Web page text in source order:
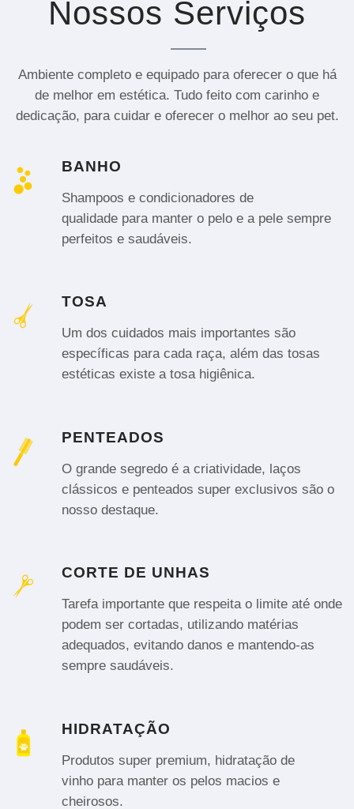
Nossos Serviços
Ambiente completo e equipado para oferecer o que há
de melhor em estética. Tudo feito com carinho e
dedicação, para cuidar e oferecer o melhor ao seu pet.
BANHO
Shampoos e condicionadores de
qualidade para manter o pelo e a pele sempre
perfeitos e saudáveis.
TOSA
Um dos cuidados mais importantes são
específicas para cada raça, além das tosas
estéticas existe a tosa higiênica.
PENTEADOS
O grande segredo é a criatividade, laços
clássicos e penteados super exclusivos são o
nosso destaque.
CORTE DE UNHAS
Tarefa importante que respeita o limite até onde
podem ser cortadas, utilizando matérias
adequados, evitando danos e mantendo-as
sempre saudáveis.
HIDRATAÇÃO
Produtos super premium, hidratação de
vinho para manter os pelos macios e
cheirosos.